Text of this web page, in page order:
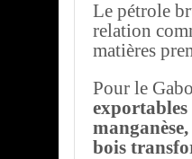
Le pétrole
relation
matières
Pour le
bois